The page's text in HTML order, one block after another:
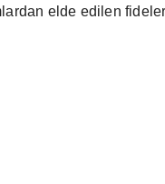
elde edilen